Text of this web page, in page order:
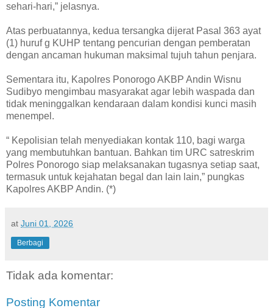
sehari-hari,” jelasnya.
Atas perbuatannya, kedua tersangka dijerat Pasal 363 ayat
(1) huruf g KUHP tentang pencurian dengan pemberatan
dengan ancaman hukuman maksimal tujuh tahun penjara.
Sementara itu, Kapolres Ponorogo AKBP Andin Wisnu
Sudibyo mengimbau masyarakat agar lebih waspada dan
tidak meninggalkan kendaraan dalam kondisi kunci masih
menempel.
“ Kepolisian telah menyediakan kontak 110, bagi warga
yang membutuhkan bantuan. Bahkan tim URC satreskrim
Polres Ponorogo siap melaksanakan tugasnya setiap saat,
termasuk untuk kejahatan begal dan lain lain,” pungkas
Kapolres AKBP Andin. (*)
at Juni 01, 2026
Berbagi
Tidak ada komentar:
Posting Komentar